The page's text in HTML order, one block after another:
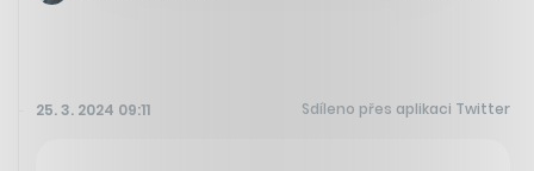
25. 3. 2024 09:11 Sdíleno přes aplikaci Twitter